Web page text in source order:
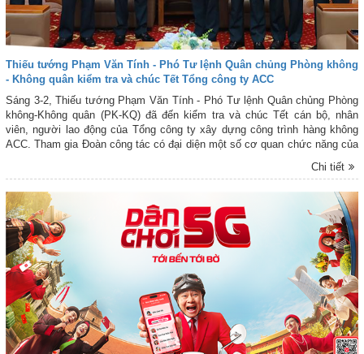
Thiếu tướng Phạm Văn Tính - Phó Tư lệnh Quân chủng Phòng không
- Không quân kiểm tra và chúc Tết Tổng công ty ACC
Sáng 3-2, Thiếu tướng Phạm Văn Tính - Phó Tư lệnh Quân chủng Phòng
không-Không quân (PK-KQ) đã đến kiểm tra và chúc Tết cán bộ, nhân
viên, người lao động của Tổng công ty xây dựng công trình hàng không
ACC. Tham gia Đoàn công tác có đại diện một số cơ quan chức năng của
Chi tiết